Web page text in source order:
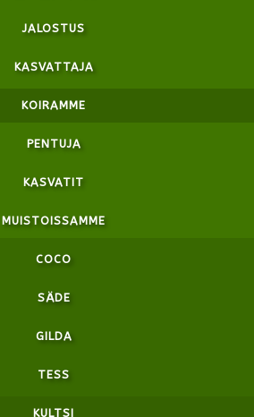
JALOSTUS
KASVATTAJA
KOIRAMME
PENTUJA
KASVATIT
MUISTOISSAMME
COCO
SÄDE
GILDA
TESS
KULTSI